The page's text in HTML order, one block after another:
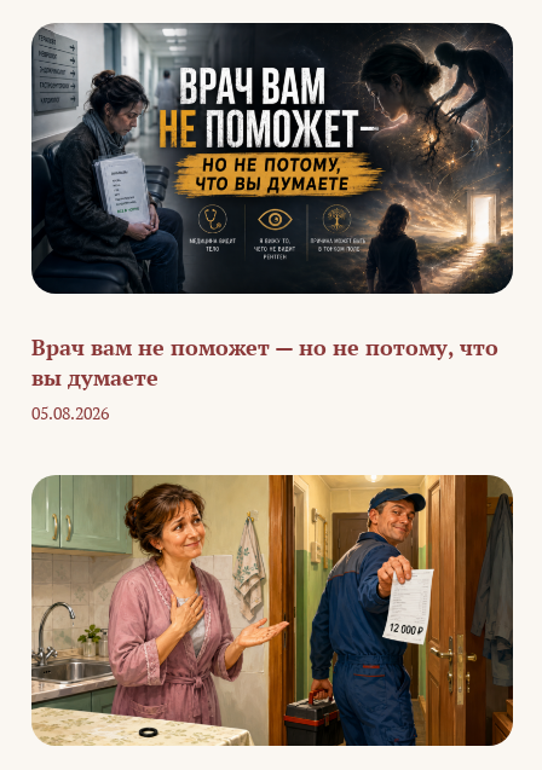
Врач вам не поможет — но не потому, что
вы думаете
05.08.2026